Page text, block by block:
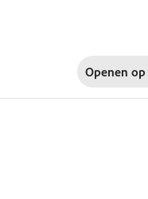
Openen op